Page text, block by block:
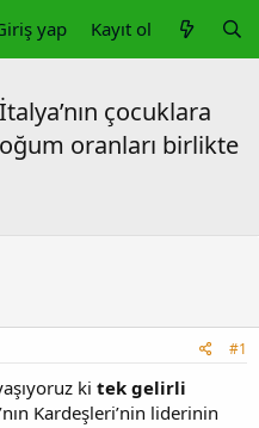
yap Kayıt ol
çocuklara
oranları birlikte
#1
ki tek gelirli
Kardeşleri’nin liderinin